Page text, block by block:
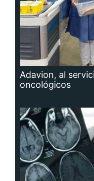
Adavion, al
oncológicos